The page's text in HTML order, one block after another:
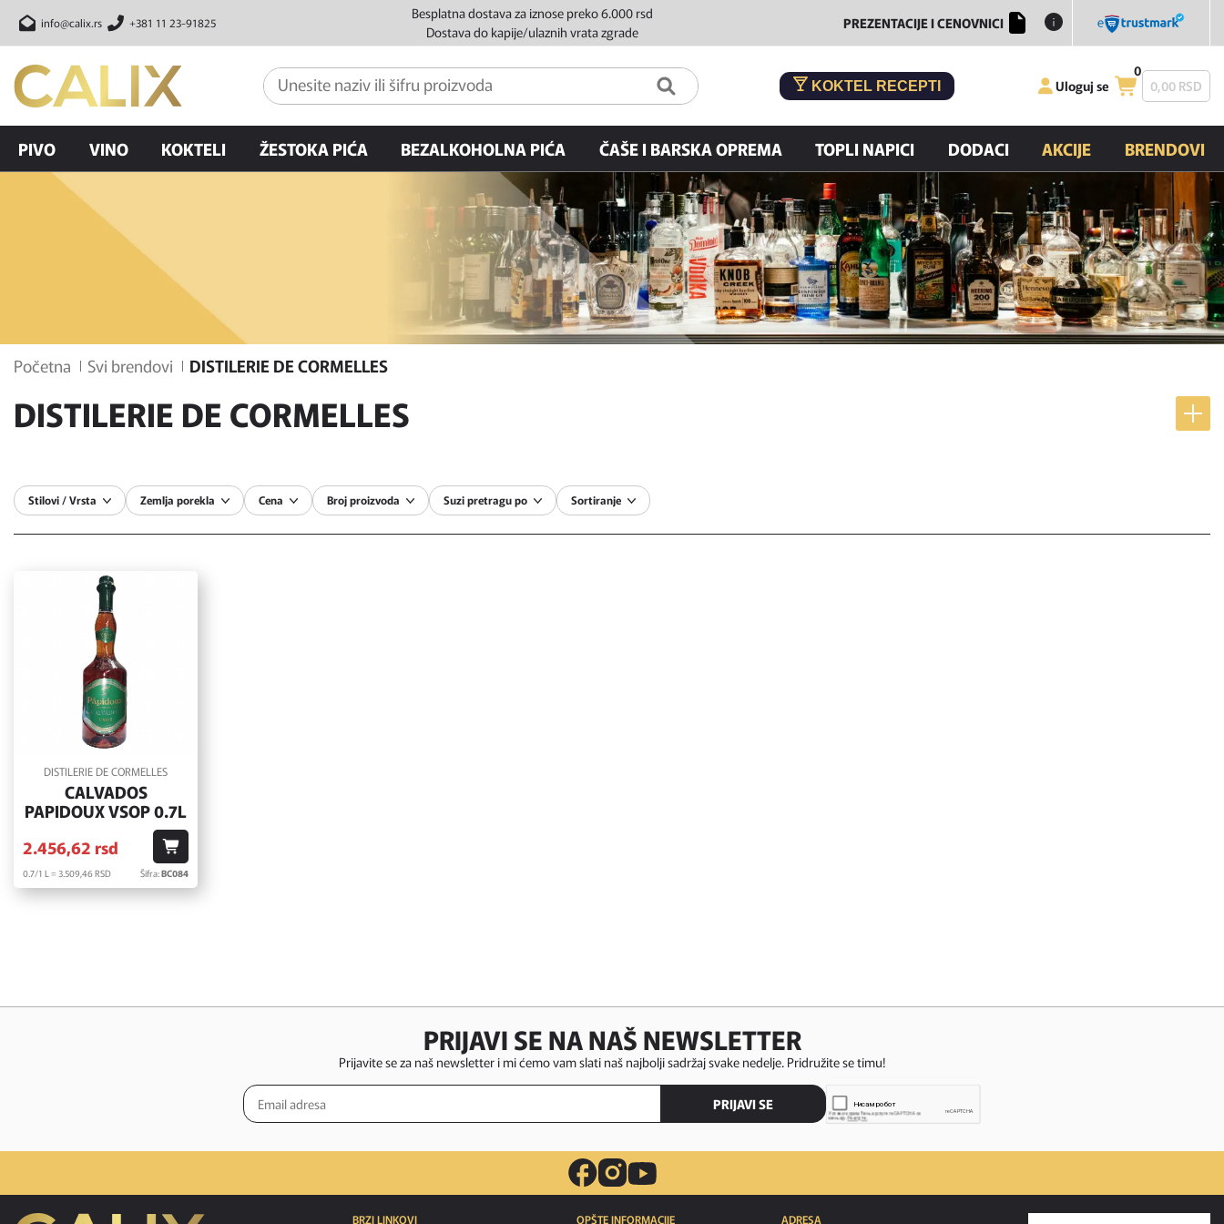
info@calix.rs +381 11 23-91825
Besplatna dostava za iznose preko 6.000 rsd
Dostava do kapije/ulaznih vrata zgrade
PREZENTACIJE I CENOVNICI
KOKTEL RECEPTI Uloguj se
0
0,00 RSD
PIVO VINO KOKTELI ŽESTOKA PIĆA BEZALKOHOLNA PIĆA ČAŠE I BARSKA OPREMA TOPLI NAPICI DODACI AKCIJE BRENDOVI
Početna Svi brendovi DISTILERIE DE CORMELLES
DISTILERIE DE CORMELLES
Stilovi / Vrsta Zemlja porekla Cena Broj proizvoda Suzi pretragu po Sortiranje
DISTILERIE DE CORMELLES
CALVADOS
PAPIDOUX VSOP 0.7L
2.456,62 rsd
0.7/1 L = 3.509,46RSD Šifra:BC084
PRIJAVI SE NA NAŠ NEWSLETTER
Prijavite se za naš newsletter i mi ćemo vam slati naš najbolji sadržaj svake nedelje. Pridružite se timu!
PRIJAVI SE
BRZI LINKOVI OPŠTE INFORMACIJE ADRESA